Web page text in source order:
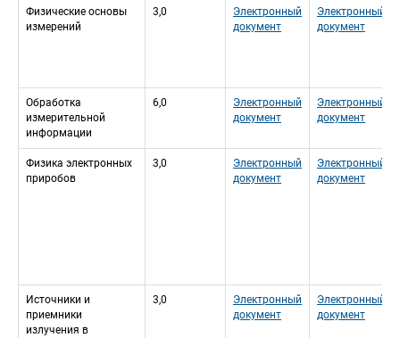
Физические основы
измерений
3,0
Электронный
документ
Электронный
документ
Обработка
измерительной
информации
6,0
Электронный
документ
Электронный
документ
Физика электронных
приробов
3,0
Электронный
документ
Электронный
документ
Источники и
приемники
излучения в
3,0
Электронный
документ
Электронный
документ